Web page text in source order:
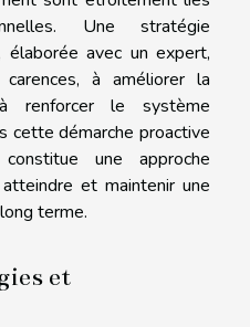
Une stratégie
élaborée avec un expert,
à améliorer la
le système
cette démarche proactive
constitue une approche
et maintenir une
terme.
et